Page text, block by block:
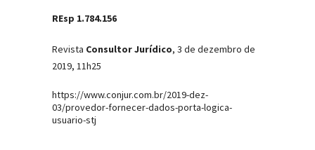
REsp 1.784.156
Revista Consultor Jurídico, 3 de dezembro de
2019, 11h25
https://www.conjur.com.br/2019-dez-
03/provedor-fornecer-dados-porta-logica-
usuario-stj